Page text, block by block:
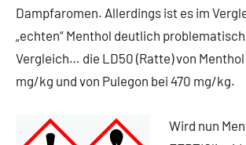
Dampfaromen. Allerdings ist es im
„echten“ Menthol deutlich
Vergleich… die LD50 (Ratte) von
mg/kg und von Pulegon bei 470 mg/kg.
Wird nun